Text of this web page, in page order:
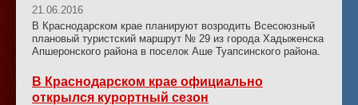
21.06.2016
В Краснодарском крае планируют возродить Всесоюзный
плановый туристский маршрут № 29 из города Хадыженска
Апшеронского района в поселок Аше Туапсинского района.
В Краснодарском крае официально
открылся курортный сезон